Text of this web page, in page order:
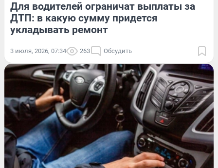
Для водителей ограничат выплаты за
ДТП: в какую сумму придется
укладывать ремонт
3 июля, 2026, 07:34 263 Обсудить